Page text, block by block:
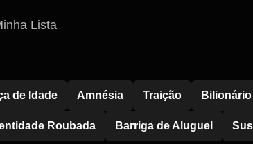
Lista
de Idade Amnésia Traição Bilionário
Roubada Barriga de Aluguel